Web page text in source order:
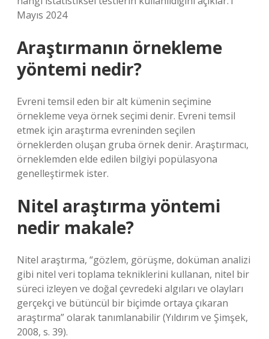
Mayıs 2024
Araştırmanın örnekleme
yöntemi nedir?
Evreni temsil eden bir alt kümenin seçimine
örnekleme veya örnek seçimi denir. Evreni temsil
etmek için araştırma evreninden seçilen
örneklerden oluşan gruba örnek denir. Araştırmacı,
örneklemden elde edilen bilgiyi popülasyona
genelleştirmek ister.
Nitel araştırma yöntemi
nedir makale?
Nitel araştırma, “gözlem, görüşme, doküman analizi
gibi nitel veri toplama tekniklerini kullanan, nitel bir
süreci izleyen ve doğal çevredeki algıları ve olayları
gerçekçi ve bütüncül bir biçimde ortaya çıkaran
araştırma” olarak tanımlanabilir (Yıldırım ve Şimşek,
2008, s. 39).